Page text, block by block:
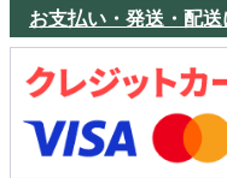
お支払い・発送・配